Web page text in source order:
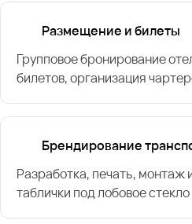
Размещение и билеты
Групповое бронирование
билетов, организация
Брендирование
Разработка, печать, монтаж
таблички под лобовое стекло